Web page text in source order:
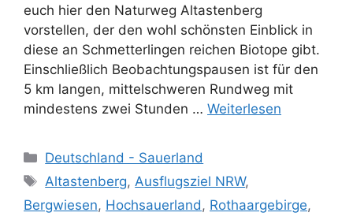
euch hier den Naturweg Altastenberg
vorstellen, der den wohl schönsten Einblick in
diese an Schmetterlingen reichen Biotope gibt.
Einschließlich Beobachtungspausen ist für den
5 km langen, mittelschweren Rundweg mit
mindestens zwei Stunden … Weiterlesen
Kategorien
Deutschland - Sauerland
Schlagwörter
Altastenberg,Ausflugsziel NRW,
Bergwiesen, Hochsauerland, Rothaargebirge,